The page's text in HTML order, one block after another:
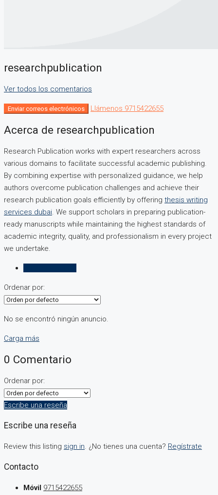
researchpublication
Ver todos los comentarios
Enviar correos electrónicos Llámenos 9715422655
Acerca de researchpublication
Research Publication works with expert researchers across
various domains to facilitate successful academic publishing.
By combining expertise with personalized guidance, we help
authors overcome publication challenges and achieve their
research publication goals efficiently by offering thesis writing
services dubai . We support scholars in preparing publication-
ready manuscripts while maintaining the highest standards of
academic integrity, quality, and professionalism in every project
we undertake.
Ordenar por:
No se encontró ningún anuncio.
Carga más
0 Comentario
Ordenar por:
Escribe una reseña
Escribe una reseña
Review this listing sign in. ¿No tienes una cuenta? Regístrate
Contacto
Móvil 9715422655